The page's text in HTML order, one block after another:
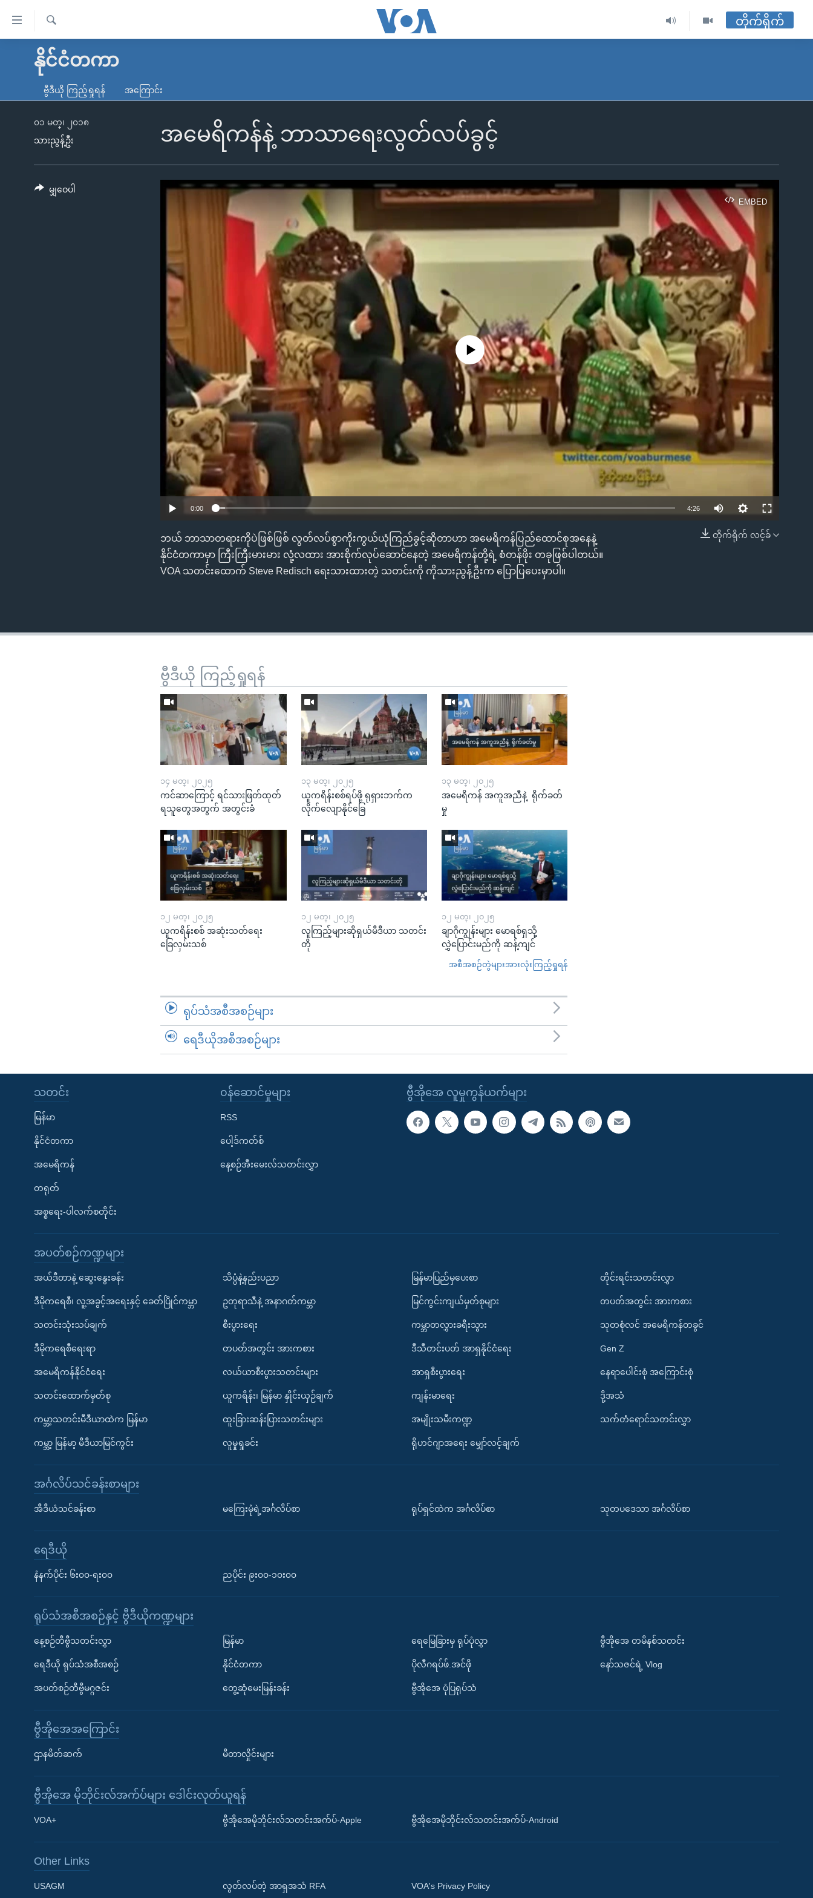
လွယ်ကူ
သည့်
မူလစာမျက်နှာ
ကမ္ဘာ့သတင်းများ
နိုင်ငံတကာ
အမေရိကန်
တရုတ်
အစ္စရေး-ပါလက်စတိုင်း
သတင်းလွတ်လပ်ခွင့်
ရပ်ဝန်းတခု လမ်းတခု အလွန်
အင်္ဂလိပ်စာလေ့လာမယ်
Learning English
ရှာဖွေ
ရ
လာ
တိုက်ရိုက်
နိုင်ငံတကာ
ဗွီဒီယို ကြည့်ရှုရန် အကြောင်း
အမေရိကန်နဲ့ ဘာသာရေးလွတ်လပ်ခွင့်
၀၁ မတ္၊ ၂၀၁၈
သားညွန့်ဦး
EMBED
EMBED
No media source currently available
0:00 4:26
တိုက်ရိုက် လင့်ခ်
ဘယ် ဘာသာတရားကိုပဲဖြစ်ဖြစ် လွတ်လပ်စွာကိုးကွယ်ယုံကြည်ခွင့်ဆိုတာဟာ အမေရိကန်ပြည်ထောင်စုအနေနဲ့
နိုင်ငံတကာမှာ ကြီးကြီးမားမား လုံ့လထား အားစိုက်လုပ်ဆောင်နေတဲ့ အမေရိကန်တို့ရဲ့ စံတန်ဖိုး တခုဖြစ်ပါတယ်။
VOA သတင်းထောက် Steve Redisch ရေးသားထားတဲ့ သတင်းကို ကိုသားညွန့်ဦးက ပြောပြပေးမှာပါ။
မျှဝေပါ
ဗွီဒီယို ကြည့်ရှုရန်
၁၄ မတ္၊ ၂၀၂၅
ကင်ဆာကြောင့် ရင်သားဖြတ်ထုတ်
ရသူတွေအတွက် အတွင်းခံ
၁၃ မတ္၊ ၂၀၂၅
ယူကရိန်းစစ်ရပ်ဖို့ ရုရှားဘက်က
လိုက်လျောနိုင်ခြေ
၁၃ မတ္၊ ၂၀၂၅
အမေရိကန် အကူအညီနဲ့ ရိုက်ခတ်
မှု
၁၂ မတ္၊ ၂၀၂၅
ယူကရိန်းစစ် အဆုံးသတ်ရေး
ခြေလှမ်းသစ်
၁၂ မတ္၊ ၂၀၂၅
လူကြည့်များဆိုရှယ်မီဒီယာ သတင်း
တို
၁၂ မတ္၊ ၂၀၂၅
ချာဂိုကျွန်းများ မောရစ်ရှသို့
လွှဲပြောင်းမည်ကို ဆန့်ကျင်
အစီအစဉ်တွဲများအားလုံးကြည့်ရှုရန်
ရုပ်သံအစီအစဉ်များ
ရေဒီယိုအစီအစဉ်များ
ဗွီအိုအေ လူမှုကွန်ယက်များ
သတင်း
မြန်မာ
နိုင်ငံတကာ
အမေရိကန်
တရုတ်
အစ္စရေး-ပါလက်စတိုင်း
၀န်ဆောင်မှုများ
RSS
ပေါ့ဒ်ကတ်စ်
နေ့စဉ်အီးမေးလ်သတင်းလွှာ
အပတ်စဉ်ကဏ္ဍများ
အယ်ဒီတာနဲ့ ဆွေးနွေးခန်း
ဒီမိုကရေစီ၊ လူ့အခွင့်အရေးနှင့် ခေတ်ပြိုင်ကမ္ဘာ
သတင်းသုံးသပ်ချက်
ဒီမိုကရေစီရေးရာ
အမေရိကန်နိုင်ငံရေး
သတင်းထောက်မှတ်စု
ကမ္ဘာ့သတင်းမီဒီယာထဲက မြန်မာ
ကမ္ဘာ့ မြန်မာ့ မီဒီယာမြင်ကွင်း
သိပ္ပံနဲ့နည်းပညာ
ဥတုရာသီနဲ့ အနာဂတ်ကမ္ဘာ
စီးပွားရေး
တပတ်အတွင်း အားကစား
လယ်ယာစီးပွားသတင်းများ
ယူကရိန်း၊ မြန်မာ နှိုင်းယှဉ်ချက်
ထူးခြားဆန်းပြားသတင်းများ
လူမှုရှုခင်း
မြန်မာပြည်မှပေးစာ
မြင်ကွင်းကျယ်မှတ်စုများ
ကမ္ဘာတလွှားခရီးသွား
ဒီသီတင်းပတ် အာရှနိုင်ငံရေး
အာရှစီးပွားရေး
ကျန်းမာရေး
အမျိုးသမီးကဏ္ဍ
ရိုဟင်ဂျာအရေး မျှော်လင့်ချက်
တိုင်းရင်းသတင်းလွှာ
တပတ်အတွင်း အားကစား
သုတစုံလင် အမေရိကန်တခွင်
Gen Z
နေရာပေါင်းစုံ အကြောင်းစုံ
ဒို့အသံ
သက်တံရောင်သတင်းလွှာ
အင်္ဂလိပ်သင်ခန်းစာများ
အီဒီယံသင်ခန်းစာ မကြေးမုံရဲ့အင်္ဂလိပ်စာ ရုပ်ရှင်ထဲက အင်္ဂလိပ်စာ သုတပဒေသာ အင်္ဂလိပ်စာ
ရေဒီယို
နံနက်ပိုင်း ၆း၀၀-ရး၀၀ ညပိုင်း ၉း၀၀-၁၀း၀၀
ရုပ်သံအစီအစဉ်နှင့် ဗွီဒီယိုကဏ္ဍများ
နေ့စဉ်တီဗွီသတင်းလွှာ
ရေဒီယို ရုပ်သံအစီအစဉ်
အပတ်စဉ်တီဗွီမဂ္ဂဇင်း
မြန်မာ
နိုင်ငံတကာ
တွေ့ဆုံမေးမြန်းခန်း
ရေမြေခြားမှ ရုပ်ပုံလွှာ
ပိုလီဂရပ်ဖ်.အင်ဖို
ဗွီအိုအေ ပုံပြရုပ်သံ
ဗွီအိုအေ တမိနစ်သတင်း
နော်သဇင်ရဲ့ Vlog
ဗွီအိုအေအကြောင်း
ဌာနမိတ်ဆက် မီတာလှိုင်းများ
ဗွီအိုအေ မိုဘိုင်းလ်အက်ပ်များ ဒေါင်းလုတ်ယူရန်
VOA+ ဗွီအိုအေမိုဘိုင်းလ်သတင်းအက်ပ်-Apple ဗွီအိုအေမိုဘိုင်းလ်သတင်းအက်ပ်-Android
Other Links
USAGM လွတ်လပ်တဲ့ အာရှအသံ RFA VOA's Privacy Policy